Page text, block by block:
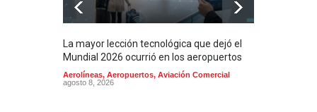
La mayor lección tecnológica que dejó el
Mundial 2026 ocurrió en los aeropuertos
Aerolíneas, Aeropuertos, Aviación Comercial
agosto 8, 2026